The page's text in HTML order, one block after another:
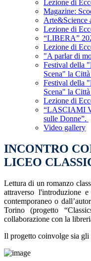
Lezione di
Magazine:
Arte&Science
Lezione di
“LIBERA”
Lezione di
"A parlar di
Festival della
Scena" la
Festival della
Scena" la
Lezione di
“LASCIAMI
sulle Donne”.
Video gallery
INCONTRO
LICEO
Lettura di un romanzo
attraverso l'introduzione
contemporaneo o
Torino (progetto
collaborazione con la
Il progetto coinvolge sia